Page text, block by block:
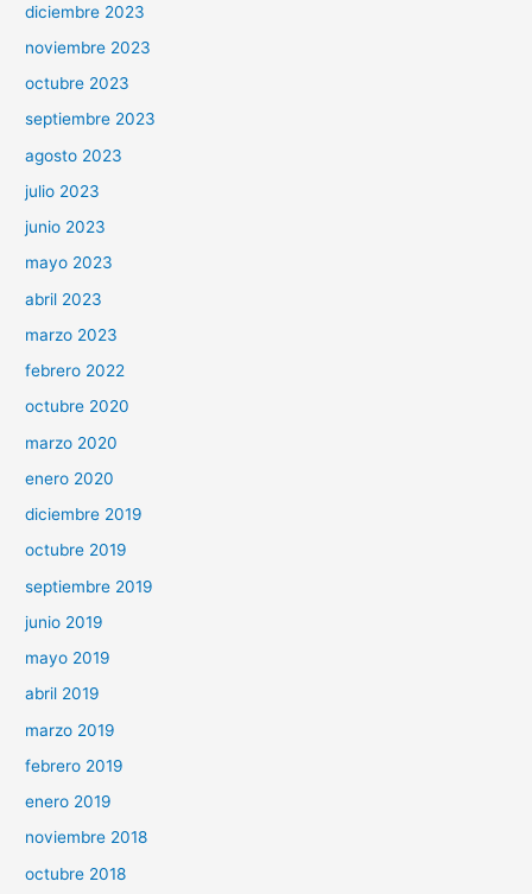
diciembre 2023
noviembre 2023
octubre 2023
septiembre 2023
agosto 2023
julio 2023
junio 2023
mayo 2023
abril 2023
marzo 2023
febrero 2022
octubre 2020
marzo 2020
enero 2020
diciembre 2019
octubre 2019
septiembre 2019
junio 2019
mayo 2019
abril 2019
marzo 2019
febrero 2019
enero 2019
noviembre 2018
octubre 2018